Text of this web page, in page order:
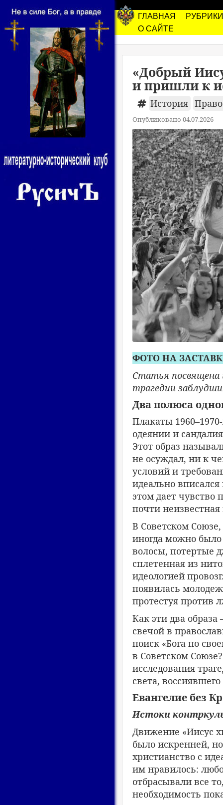
ГЛАВНАЯ
РУБРИКИ
О САЙТЕ
«Добрый
и пришли к
История
Опубликовано 04.07.2026
ФОТО НА
Статья посвящена
трагедии
Два полюса
Плакаты
одеянии и
Этот образ
не осуждал, ни к
условий и
идеально
этом дает чувство
почти
В Советском
иногда можно
волосы, потертые
сплетенная из
идеологией
появилась
протестуя против
Как эти два
свечой в
поиск «Бога по
в Советском
исследования
света,
Евангелие без
Истоки
Движение «Иисус
было искренней,
христианство с
им нравилось:
отбрасывали все
необходимость